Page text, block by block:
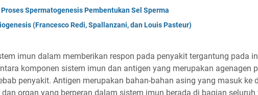
Spermatogenesis Pembentukan Sel Sperma
(Francesco Redi, Spallanzani, dan Louis Pasteur)
imun dalam memberikan respon pada penyakit tergantung pada
komponen sistem imun dan antigen yang merupakan agenagen
penyakit. Antigen merupakan bahan-bahan asing yang masuk ke
organ yang berperan dalam sistem imun berada di bagian seluruh